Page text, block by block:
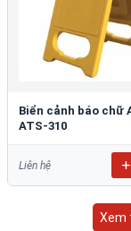
Biển cảnh báo chữ
ATS-310
Liên hệ
Xem